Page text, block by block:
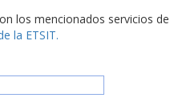
los mencionados servicios
la ETSIT.